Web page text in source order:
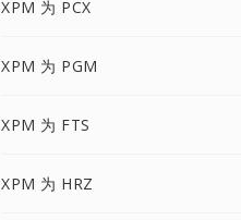
XPM 为 PCX
XPM 为 PGM
XPM 为 FTS
XPM 为 HRZ